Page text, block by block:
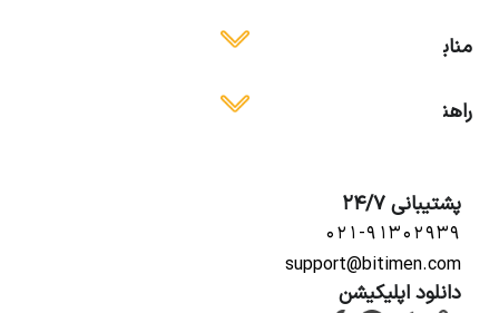
منابع آموزشی
راهنمای استفاده
پشتیبانی 24/7
۰۲۱-۹۱۳۰۲۹۳۹
support@bitimen.com
دانلود اپلیکیشن